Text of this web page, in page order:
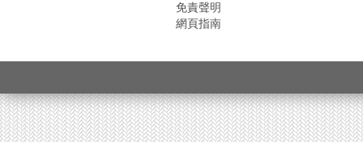
免責聲明
網頁指南